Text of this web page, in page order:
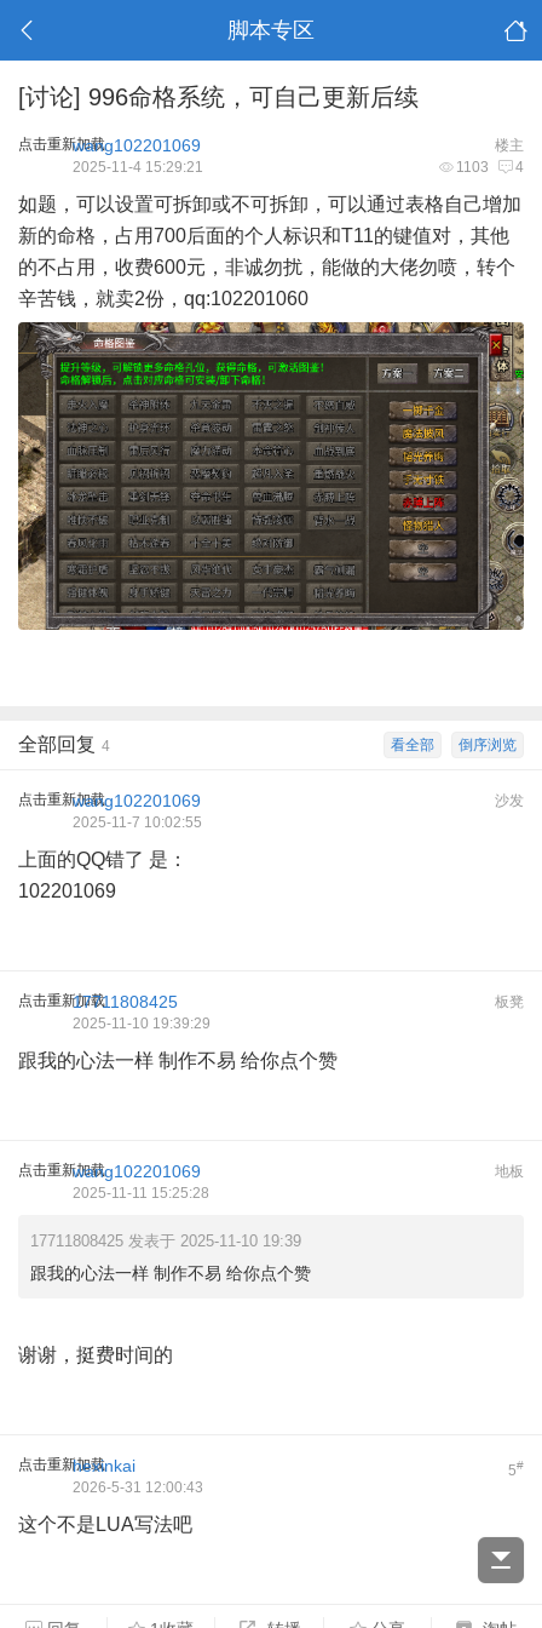
脚本专区
[讨论] 996命格系统，可自己更新后续
点击重新加载 楼主
wang102201069
1103 4
2025-11-4 15:29:21
如题，可以设置可拆卸或不可拆卸，可以通过表格自己增加
新的命格，占用700后面的个人标识和T11的键值对，其他
的不占用，收费600元，非诚勿扰，能做的大佬勿喷，转个
辛苦钱，就卖2份，qq:102201060
倒序浏览
看全部
全部回复 4
点击重新加载 沙发
wang102201069
2025-11-7 10:02:55
上面的QQ错了 是：
102201069
点击重新加载 板凳
17711808425
2025-11-10 19:39:29
跟我的心法一样 制作不易 给你点个赞
点击重新加载 地板
wang102201069
2025-11-11 15:25:28
17711808425 发表于 2025-11-10 19:39
跟我的心法一样 制作不易 给你点个赞
谢谢，挺费时间的
点击重新加载 5#
hexinkai
2026-5-31 12:00:43
这个不是LUA写法吧